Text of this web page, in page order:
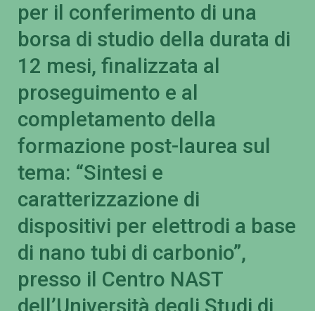
per il conferimento di una
borsa di studio della durata di
12 mesi, finalizzata al
proseguimento e al
completamento della
formazione post-laurea sul
tema: “Sintesi e
caratterizzazione di
dispositivi per elettrodi a base
di nano tubi di carbonio”,
presso il Centro NAST
dell’Università degli Studi di